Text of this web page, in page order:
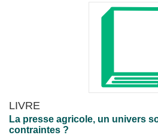
LIVRE
La presse agricole, un univers
contraintes ?